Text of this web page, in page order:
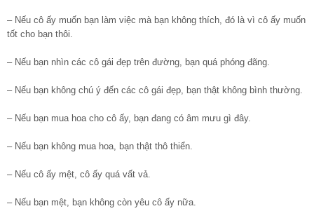
– Nếu cô ấy muốn bạn làm việc mà bạn không thích, đó là vì cô ấy muốn
tốt cho bạn thôi.
– Nếu bạn nhìn các cô gái đẹp trên đường, bạn quá phóng đãng.
– Nếu bạn không chú ý đến các cô gái đẹp, bạn thật không bình thường.
– Nếu bạn mua hoa cho cô ấy, bạn đang có âm mưu gì đây.
– Nếu bạn không mua hoa, bạn thật thô thiển.
– Nếu cô ấy mệt, cô ấy quá vất vả.
– Nếu bạn mệt, bạn không còn yêu cô ấy nữa.